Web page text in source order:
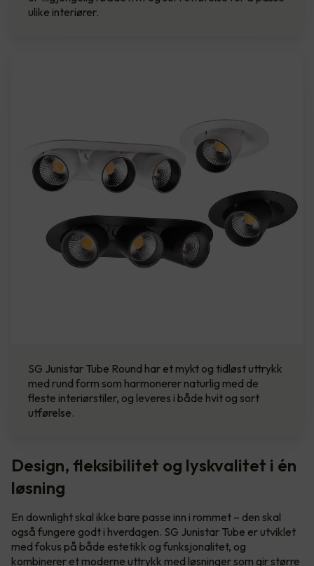
ulike interiører.
SG Junistar Tube Round har et mykt og tidløst uttrykk
med rund form som harmonerer naturlig med de
fleste interiørstiler, og leveres i både hvit og sort
utførelse.
Design, fleksibilitet og lyskvalitet i én
løsning
En downlight skal ikke bare passe inn i rommet – den skal
også fungere godt i hverdagen. SG Junistar Tube er utviklet
med fokus på både estetikk og funksjonalitet, og
kombinerer et moderne uttrykk med løsninger som gir større